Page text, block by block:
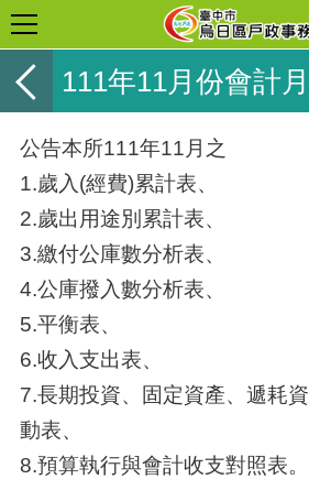
111年11月份會計
公告本所111年11月之
1.歲入(經費)累計表、
2.歲出用途別累計表、
3.繳付公庫數分析表、
4.公庫撥入數分析表、
5.平衡表、
6.收入支出表、
7.長期投資、固定資產、遞耗
動表、
8.預算執行與會計收支對照表。